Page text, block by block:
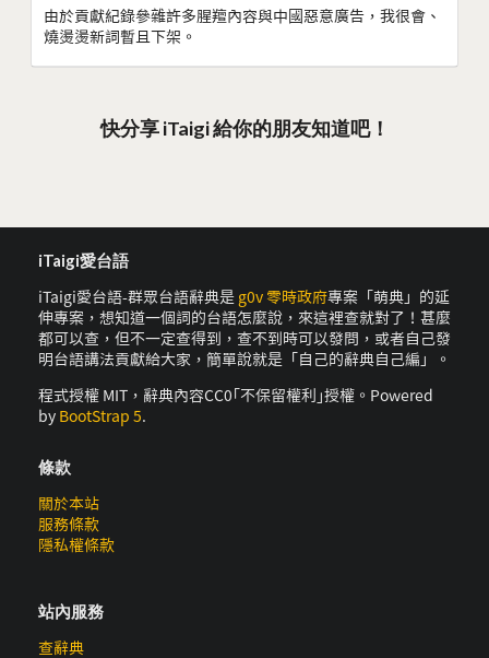
由於貢獻紀錄參雜許多腥羶內容與中國惡意廣告，我很會、
燒燙燙新詞暫且下架。
快分享 iTaigi 給你的朋友知道吧！
iTaigi愛台語
iTaigi愛台語-群眾台語辭典是 g0v 零時政府專案「萌典」的延
伸專案，想知道一個詞的台語怎麼說，來這裡查就對了！甚麼
都可以查，但不一定查得到，查不到時可以發問，或者自己發
明台語講法貢獻給大家，簡單說就是「自己的辭典自己編」。
程式授權 MIT，辭典內容CC0｢不保留權利｣授權。Powered
by BootStrap 5.
條款
關於本站
服務條款
隱私權條款
站內服務
查辭典